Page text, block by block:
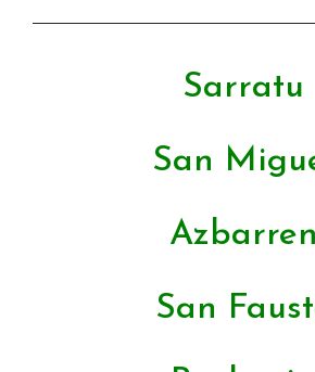
Sarratu
San
Azbarren
San